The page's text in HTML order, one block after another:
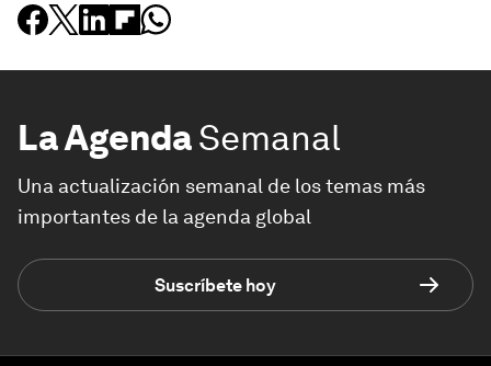
La AgendaSemanal
Una actualización semanal de los temas más
importantes de la agenda global
Suscríbete hoy